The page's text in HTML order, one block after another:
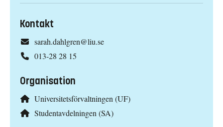
Kontakt
sarah.dahlgren@liu.se
013-28 28 15
Organisation
Universitetsförvaltningen (UF)
Studentavdelningen (SA)